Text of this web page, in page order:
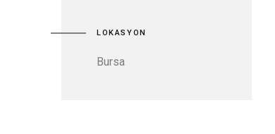
LOKASYON
Bursa